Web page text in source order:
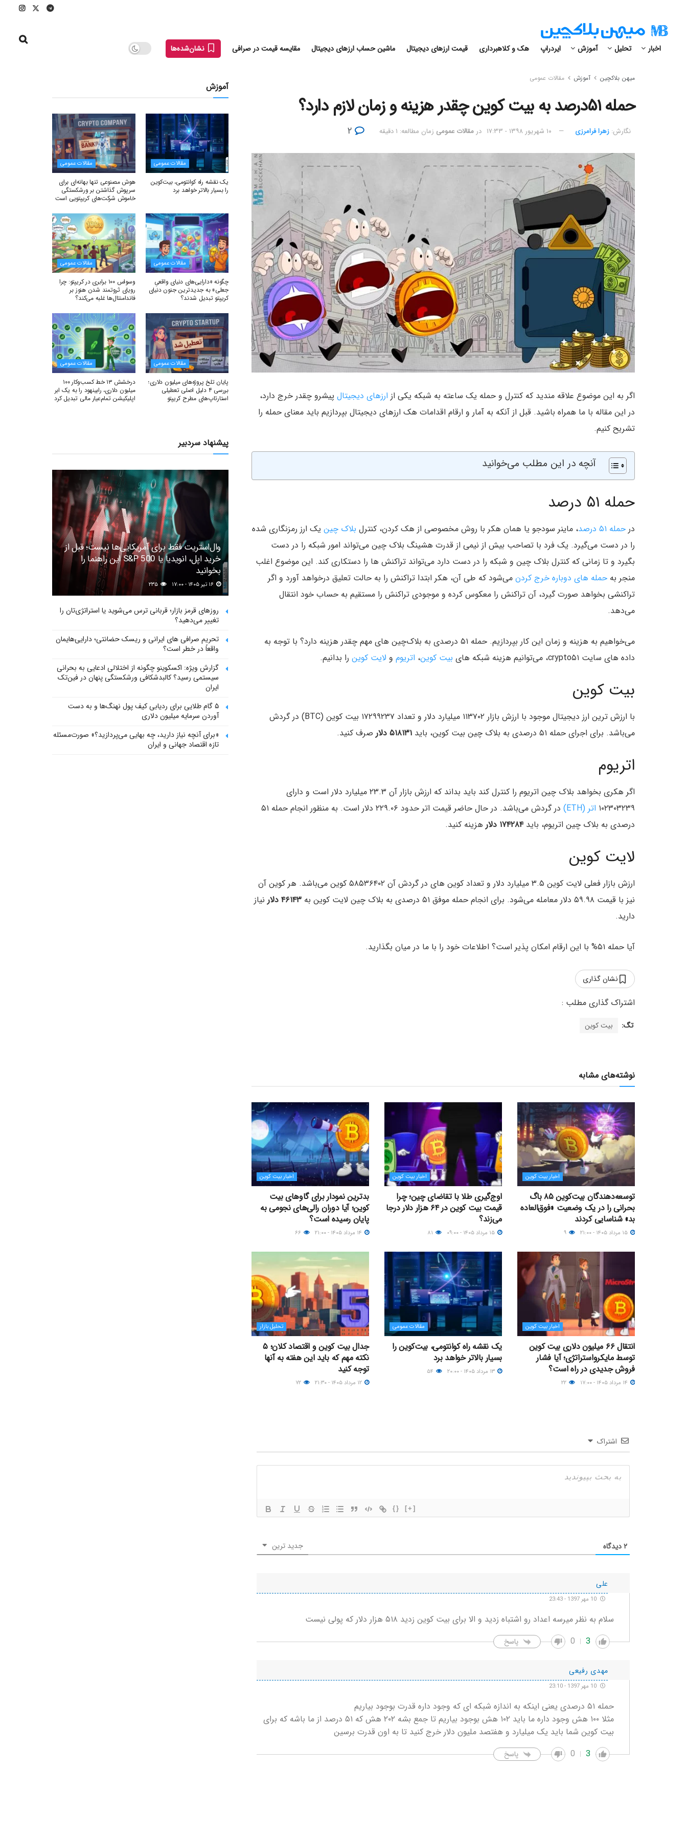
اخبار تحلیل آموزش ایردراپ هک و کلاهبرداری قیمت ارزهای دیجیتال ماشین حساب ارزهای دیجیتال مقایسه قیمت در صرافی نشان‌شده‌ها
میهن بلاکچین آموزش مقالات عمومی
حمله ۵۱درصد به بیت کوین چقدر هزینه و زمان لازم دارد؟
نگارش:‌ زهرا فرامرزی ۱۰ شهریور ۱۳۹۸ - ۱۷:۳۳ در مقالات عمومی زمان مطالعه: ۱ دقیقه
اگر به این موضوع علاقه مندید که کنترل و حمله یک ساعته به شبکه یکی از ارزهای دیجیتال پیشرو چقدر خرج دارد،
در این مقاله با ما همراه باشید. قبل از آنکه به آمار و ارقام اقدامات هک‌ ارزهای دیجیتال بپردازیم باید معنای حمله را
تشریح کنیم.
آنچه در این مطلب می‌خوانید
حمله ۵۱ درصد
در حمله ۵۱ درصد ، ماینر سودجو یا همان هکر با روش مخصوصی از هک کردن، کنترل بلاک‌ چین یک ارز رمزنگاری شده
را در دست می‌گیرد. یک فرد با تصاحب بیش از نیمی از قدرت هشینگ بلاک چین می‌تواند امور شبکه را در دست
بگیرد و تا زمانی که کنترل بلاک چین و شبکه را در دست دارد می‌تواند تراکنش ها را دستکاری کند. این موضوع اغلب
منجر به حمله های دوباره خرج کردن می‌شود که طی آن، هکر ابتدا تراکنش را به حالت تعلیق درخواهد آورد و اگر
تراکنشی بخواهد صورت گیرد، آن تراکنش را معکوس کرده و موجودی تراکنش را مستقیم به حساب خود انتقال
می‌دهد.
می‌خواهیم به هزینه و زمان این کار بپردازیم. حمله ۵۱ درصدی به بلاک‌چین های مهم چقدر هزینه دارد؟ با توجه به
داده های سایت crypto۵۱، می‌توانیم هزینه شبکه های
بیت کوین، اتریوم و لایت کوین را بدانیم.
بیت کوین
با ارزش ترین ارز دیجیتال موجود با ارزش بازار ۱۱۳۷۰۲ میلیارد دلار و تعداد ۱۷۲۹۹۲۳۷ بیت کوین (BTC) در گردش
می‌باشد. برای اجرای حمله ۵۱ درصدی به بلاک چین بیت کوین، باید
۵۱۸۱۳۱ دلار صرف کنید.
اتریوم
اگر هکری بخواهد بلاک چین اتریوم‌ را کنترل کند باید بداند که ارزش بازار آن ۲۳.۳ میلیارد دلار است و دارای
۱۰۲۳۰۳۲۳۹ اتر (ETH)
در گردش می‌باشد. در حال حاضر قیمت اتر حدود ۲۲۹.۰۶ دلار است. به منظور انجام حمله ۵۱
درصدی به بلاک چین اتریوم، باید ۱۷۴۲۸۴ دلار هزینه کنید.
لایت کوین
ارزش بازار فعلی لایت کوین ۳.۵ میلیارد دلار و تعداد کوین های در گردش آن ۵۸۵۳۶۴۰۲ کوین می‌باشد. هر کوین آن
نیز با قیمت ۵۹.۹۸ دلار معامله می‌شود. برای انجام حمله موفق ۵۱ درصدی به بلاک چین لایت کوین به
۴۶۱۴۳ دلار
نیاز
دارید.
آیا حمله ۵۱% با این ارقام امکان پذیر است؟ اطلاعات خود را با ما در میان بگذارید.
نشان گذاری
تگ: بیت کوین
نوشته‌های مشابه
اخبار بیت کوین
توسعه‌دهندگان بیت‌کوین ۸۵ باگ
بحرانی را در یک وضعیت «فوق‌العاده
بد» شناسایی کردند
اخبار بیت کوین
اوج‌گیری طلا با تقاضای چین؛ چرا
قیمت بیت کوین در ۶۴ هزار دلار درجا
می‌زند؟
اخبار بیت کوین
بدترین نمودار برای گاوهای بیت
کوین؛ آیا دوران رالی‌های نجومی به
پایان رسیده است؟
اخبار بیت کوین
انتقال ۶۶ میلیون دلاری بیت کوین
توسط مایکرواستراتژی؛ آیا فشار
فروش جدیدی در راه است؟
مقالات عمومی
یک نقشه راه کوانتومی، بیت‌کوین را
بسیار بالاتر خواهد برد
تحلیل بازار
جدال بیت کوین و اقتصاد کلان؛ ۵
نکته مهم که باید این هفته به آنها
توجه کنید
اشتراک
{} [+]
۲دیدگاه جدید ترین
علی
سلام به نظر میرسه اعداد رو اشتباه زدید و الا برای بیت کوین زدید ۵۱۸ هزار دلار که پولی نیست
3
0 پاسخ
مهدی رفیعی
حمله ۵۱ درصدی یعنی اینکه به اندازه شبکه ای که وجود داره قدرت بوجود بیاریم
مثلا ۱۰۰ هش وجود داره ما باید ۱۰۲ هش بوجود بیاریم تا جمع بشه ۲۰۲ هش که ۵۱ درصد از ما باشه که برای
بیت کوین شما باید یک میلیارد و هفتصد ملیون دلار خرج کنید تا به اون قدرت برسین
3
0 پاسخ
آموزش
مقالات عمومی
یک نقشه راه کوانتومی، بیت‌کوین
را بسیار بالاتر خواهد برد
مقالات عمومی
هوش مصنوعی تنها بهانه‌ای برای
سرپوش گذاشتن بر ورشکستگی
خاموش شرکت‌های کریپتویی است
مقالات عمومی
چگونه «دارایی‌های دنیای واقعیِ
جعلی» به جدیدترین جنون دنیای
کریپتو تبدیل شدند؟
مقالات عمومی
وسواس ۱۰۰ برابری در کریپتو: چرا
رویای ثروتمند شدن هنوز بر
فاندامنتال‌ها غلبه می‌کند؟
مقالات عمومی
پایان تلخ پروژه‌های میلیون دلاری؛
بررسی ۴ دلیل اصلی تعطیلی
استارتاپ‌های مطرح کریپتو
مقالات عمومی
درخشش ۱۳ خط کسب‌وکار ۱۰۰
میلیون دلاری، رابینهود را به یک ابر
اپلیکیشن تمام‌عیار مالی تبدیل کرد
پیشنهاد سردبیر
وال‌استریت فقط برای آمریکایی‌ها نیست؛ قبل از
خرید اپل، انویدیا یا S&P 500 این راهنما را
بخوانید
روزهای قرمز بازار؛ قربانی ترس می‌شوید یا استراتژی‌تان را
تغییر می‌دهید؟
تحریم صرافی های ایرانی و ریسک حضانتی؛ دارایی‌هایمان
واقعاً در خطر است؟
گزارش ویژه: اکسکوینو چگونه از اختلالی ادعایی به بحرانی
سیستمی رسید؟ کالبدشکافی ورشکستگی پنهان در فین‌تک
ایران
۵ گام طلایی برای ردیابی کیف پول‌ نهنگ‌ها و به دست
آوردن سرمایه میلیون دلاری
«برای آنچه نیاز دارید، چه بهایی می‌پردازید؟» صورت‌مسئله
تازه اقتصاد جهانی و ایران